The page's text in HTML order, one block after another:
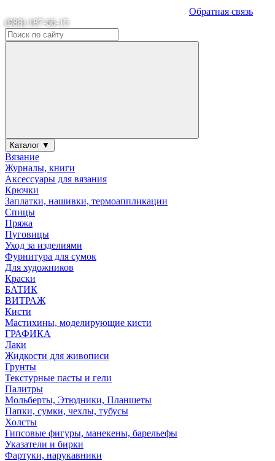
Обратная связь
(988) 187-66-15
Каталог ▼
Вязание
Журналы, книги
Аксессуары для вязания
Крючки
Заплатки, нашивки, термоаппликации
Спицы
Пряжа
Пуговицы
Уход за изделиями
Фурнитура для сумок
Для художников
Краски
БАТИК
ВИТРАЖ
Кисти
Мастихины, моделирующие кисти
ГРАФИКА
Лаки
Жидкости для живописи
Грунты
Текстурные пасты и гели
Палитры
Мольберты, Этюдники, Планшеты
Папки, сумки, чехлы, тубусы
Холсты
Гипсовые фигуры, манекены, барельефы
Указатели и бирки
Фартуки, нарукавники